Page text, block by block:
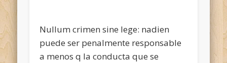
Nullum crimen sine lege: nadien
puede ser penalmente responsable
a menos q la conducta que se